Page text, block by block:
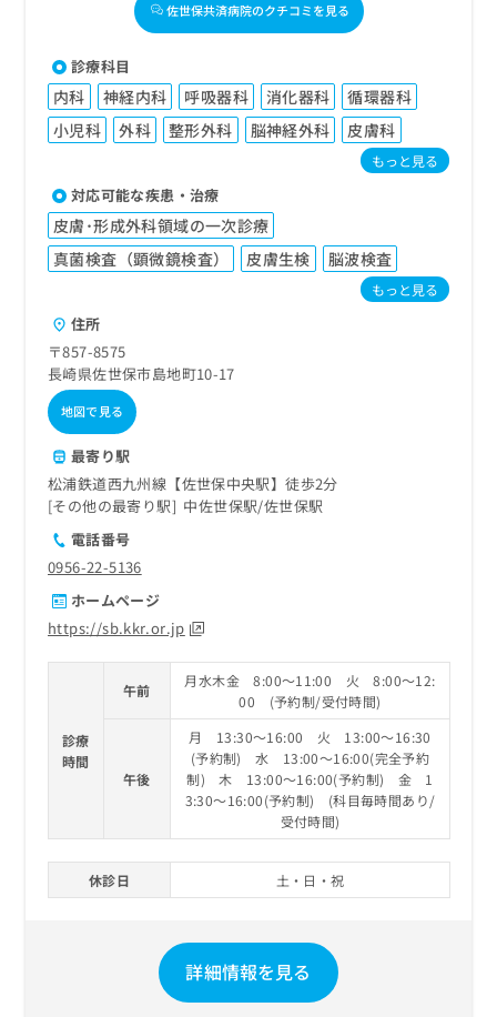
佐世保共済病院のクチコミを見る
診療科目
内科 神経内科 呼吸器科 消化器科
循環器科
小児科
外科 整形外科 脳神経外科 皮膚科
もっと見る
対応可能な疾患・治療
皮膚･形成外科領域の一次診療
真菌検査（顕微鏡検査）
皮膚生検 脳波検査
もっと見る
住所
〒857-8575
長崎県佐世保市島地町10-17
地図で見る
最寄り駅
松浦鉄道西九州線【佐世保中央駅】徒歩2分
その他の最寄り駅
中佐世保駅 佐世保駅
電話番号
0956-22-5136
ホームページ
https://sb.kkr.or.jp
診療
時間
午前
月水木金 8:00～11:00 火 8:00～12:
00 (予約制/受付時間)
午後
月 13:30～16:00 火 13:00～16:30
(予約制) 水 13:00～16:00(完全予約
制) 木 13:00～16:00(予約制) 金 1
3:30～16:00(予約制) (科目毎時間あり/
受付時間)
休診日 土・日・祝
詳細情報を見る